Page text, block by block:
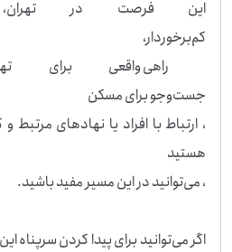
این فرصت در
راهی واقعی
اگر می‌توانید برای پیدا کردن